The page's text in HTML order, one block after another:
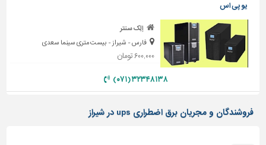
پله،
نرده
حفاظ
سنگ
یو پی اس
اِلِک سنتر
فارس - شیراز - بیست متری سینما سعدی
۶۰۰,۰۰۰ تومان
۳۲۳۴۸۱۳۸ (۰۷۱)
فروشندگان و مجریان برق اضطراری ups در شیراز